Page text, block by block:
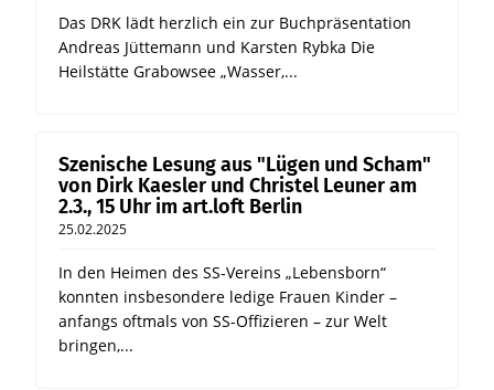
Das DRK lädt herzlich ein zur Buchpräsentation
Andreas Jüttemann und Karsten Rybka Die
Heilstätte Grabowsee „Wasser,...
Szenische Lesung aus "Lügen und Scham"
von Dirk Kaesler und Christel Leuner am
2.3., 15 Uhr im art.loft Berlin
25.02.2025
In den Heimen des SS-Vereins „Lebensborn“
konnten insbesondere ledige Frauen Kinder –
anfangs oftmals von SS-Offizieren – zur Welt
bringen,...